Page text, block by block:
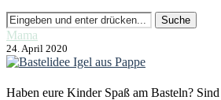
Suche
Mama
24. April 2020
Haben eure Kinder Spaß am Basteln?